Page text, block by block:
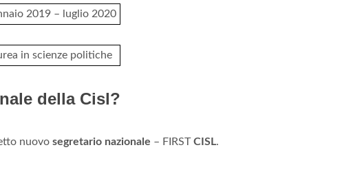
2019 – luglio 2020
in scienze politiche
della Cisl?
nuovo segretario nazionale – FIRSTCISL.